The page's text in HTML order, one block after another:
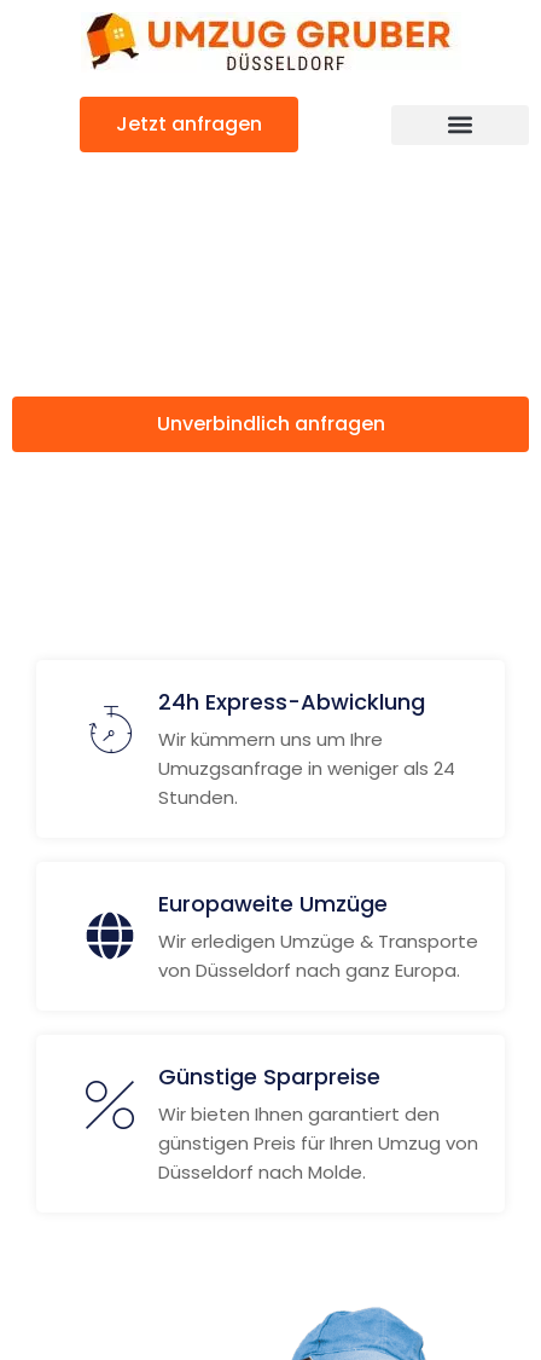
Jetzt anfragen
Unverbindlich anfragen
24h Express-Abwicklung
Wir kümmern uns um Ihre
Umuzgsanfrage in weniger als 24
Stunden.
Europaweite Umzüge
Wir erledigen Umzüge & Transporte
von Düsseldorf nach ganz Europa.
Günstige Sparpreise
Wir bieten Ihnen garantiert den
günstigen Preis für Ihren Umzug von
Düsseldorf nach Molde.